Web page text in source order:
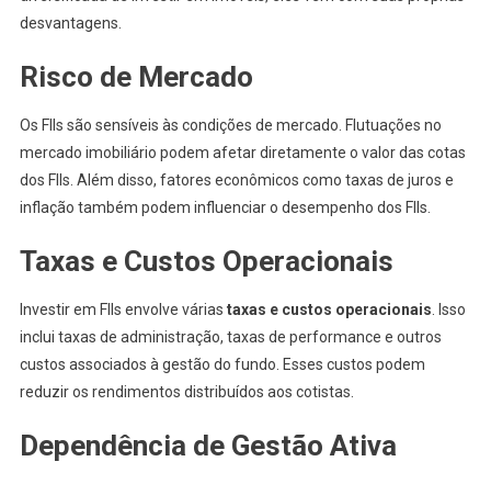
desvantagens.
Risco de Mercado
Os FIIs são sensíveis às condições de mercado. Flutuações no
mercado imobiliário podem afetar diretamente o valor das cotas
dos FIIs. Além disso, fatores econômicos como taxas de juros e
inflação também podem influenciar o desempenho dos FIIs.
Taxas e Custos Operacionais
Investir em FIIs envolve várias taxas e custos operacionais . Isso
inclui taxas de administração, taxas de performance e outros
custos associados à gestão do fundo. Esses custos podem
reduzir os rendimentos distribuídos aos cotistas.
Dependência de Gestão Ativa